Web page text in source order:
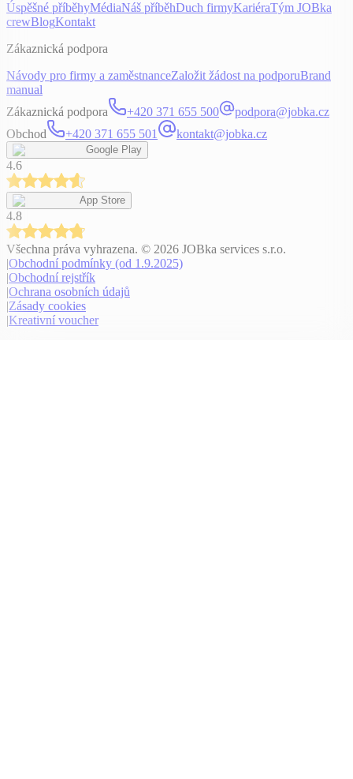
Úspěšné příběhyMédiaNáš příběhDuch firmyKariéraTým JOBka
crewBlogKontakt
Zákaznická podpora
Návody pro firmy a zaměstnanceZaložit žádost na podporuBrand
manual
Zákaznická podpora
+420 371 655 500
podpora@jobka.cz
Obchod
+420 371 655 501 kontakt@jobka.cz
Google Play
4.6
App Store
4.8
Všechna práva vyhrazena. © 2026 JOBka services s.r.o.
|Obchodní podmínky (od 1.9.2025)
|Obchodní rejstřík
|Ochrana osobních údajů
|Zásady cookies
|Kreativní voucher